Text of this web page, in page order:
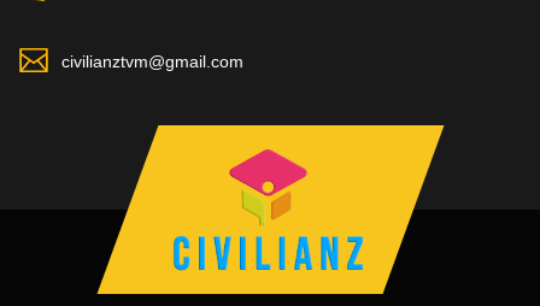
civilianztvm@gmail.com